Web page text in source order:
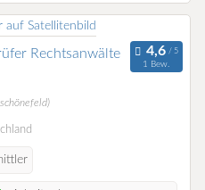
Rechtsanwälte
1 Bew.